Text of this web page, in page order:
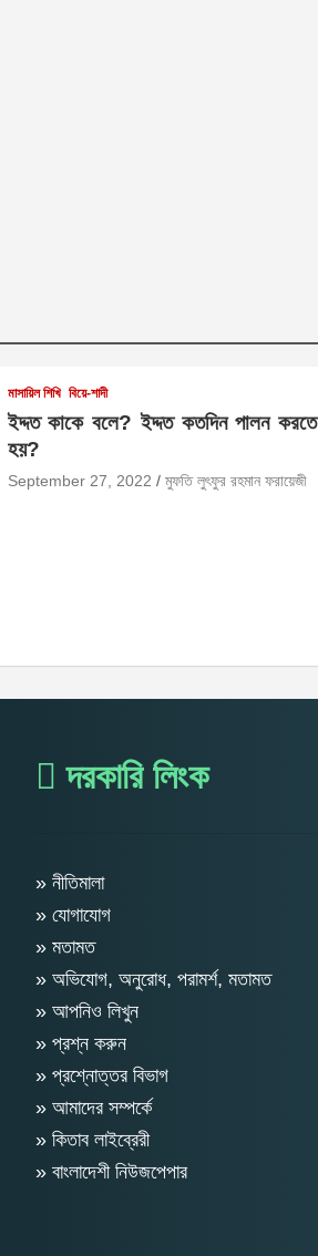
মাসায়িল শিখি বিয়ে-শাদী
ইদ্দত কাকে বলে? ইদ্দত কতদিন পালন করতে
হয়?
September 27, 2022 মুফতি লুৎফুর রহমান ফরায়েজী
দরকারি লিংক
» নীতিমালা
» যোগাযোগ
» মতামত
» অভিযোগ, অনুরোধ, পরামর্শ, মতামত
» আপনিও লিখুন
» প্রশ্ন করুন
» প্রশ্নোত্তর বিভাগ
» আমাদের সম্পর্কে
» কিতাব লাইব্রেরী
» বাংলাদেশী নিউজপেপার